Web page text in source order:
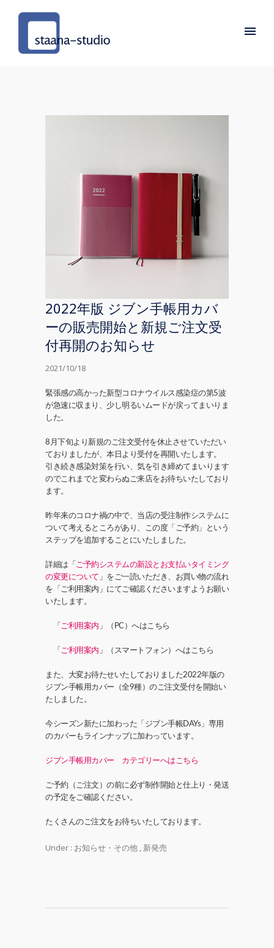
2022年版 ジブン手帳用カバ
ーの販売開始と新規ご注文受
付再開のお知らせ
2021/10/18
緊張感の高かった新型コロナウイルス感染症の第5波
が急速に収まり、少し明るいムードが戻ってまいりま
した。
8月下旬より新規のご注文受付を休止させていただい
ておりましたが、本日より受付を再開いたします。
引き続き感染対策を行い、気を引き締めてまいります
のでこれまでと変わらぬご来店をお待ちいたしており
ます。
昨年来のコロナ禍の中で、当店の受注制作システムに
ついて考えるところがあり、この度「ご予約」という
ステップを追加することにいたしました。
詳細は「 ご予約システムの新設とお支払いタイミング
の変更について 」をご一読いただき、お買い物の流れ
を「ご利用案内」にてご確認くださいますようお願い
いたします。
「 ご利用案内 」（PC）へはこちら
「 ご利用案内 」（スマートフォン）へはこちら
また、大変お待たせいたしておりました2022年版の
ジブン手帳用カバー（全9種）のご注文受付を開始い
たしました。
今シーズン新たに加わった「ジブン手帳DAYs」専用
のカバーもラインナップに加わっています。
ジブン手帳用カバー カテゴリーへはこちら
ご予約（ご注文）の前に必ず制作開始と仕上り・発送
の予定をご確認ください。
たくさんのご注文をお待ちいたしております。
Under : お知らせ・その他 , 新発売